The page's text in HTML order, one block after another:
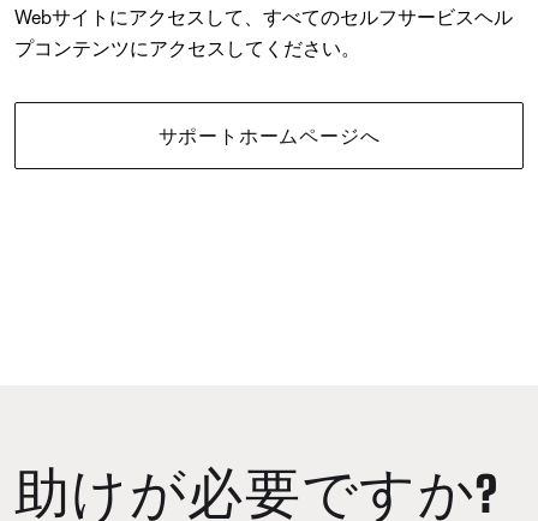
Webサイトにアクセスして、すべてのセルフサービスヘル
プコンテンツにアクセスしてください。
サポートホームページへ
助けが必要ですか?